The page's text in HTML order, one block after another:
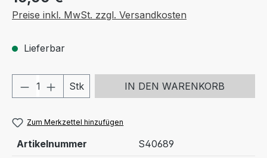
Preise inkl. MwSt. zzgl. Versandkosten
Lieferbar
Produkt Anzahl: Gib den
Stk IN DEN WARENKORB
Zum Merkzettel hinzufügen
Artikelnummer S40689